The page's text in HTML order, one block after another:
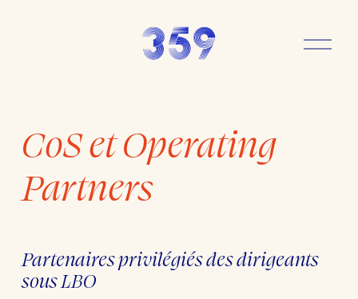
O
u
CoS et Operating
Partners
Partenaires privilégiés des dirigeants
sous LBO